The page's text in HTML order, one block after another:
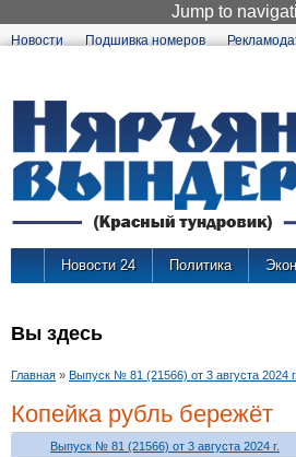
Jump to
Новости Подшивка номеров
Новости 24 Политика
Вы здесь
Главная » Выпуск № 81 (21566) от 3 августа 2024 г.
Копейка рубль бережёт
Выпуск № 81 (21566) от 3 августа 2024 г.